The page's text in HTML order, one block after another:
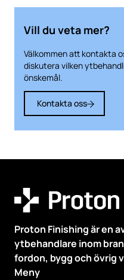
Vill du veta mer?
Välkommen att kontakta
diskutera vilken
önskemål.
Kontakta oss
Proton Finishing är en
ytbehandlare inom
fordon, bygg och övrig
Meny